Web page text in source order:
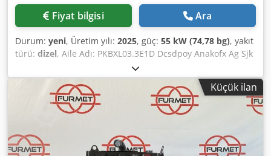
Fiyat bilgisi Ara
Durum: yeni, Üretim yılı: 2025, güç: 55 kW (74,78 bg), yakıt
türü: dizel, Aile Adı: PKBXL03.3E1D Dcsdpoy Anakofx Ag Sjk
Yaklaşık ağırlık (kg): 354 KG Boyutlar (UxGxY): 100 x 80 x 110
cm
Küçük ilan